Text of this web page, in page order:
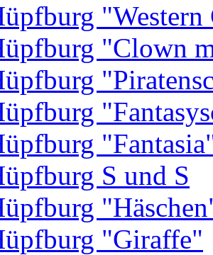
"Clown
S und S
"Giraffe"